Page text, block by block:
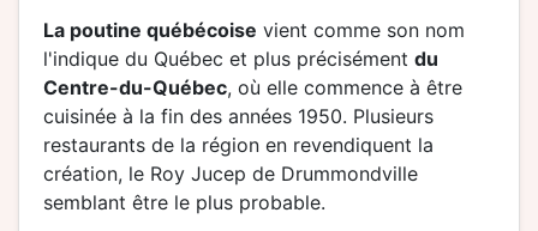
La poutine québécoise vient comme son nom
l'indique du Québec et plus précisément du
Centre-du-Québec, où elle commence à être
cuisinée à la fin des années 1950. Plusieurs
restaurants de la région en revendiquent la
création, le Roy Jucep de Drummondville
semblant être le plus probable.